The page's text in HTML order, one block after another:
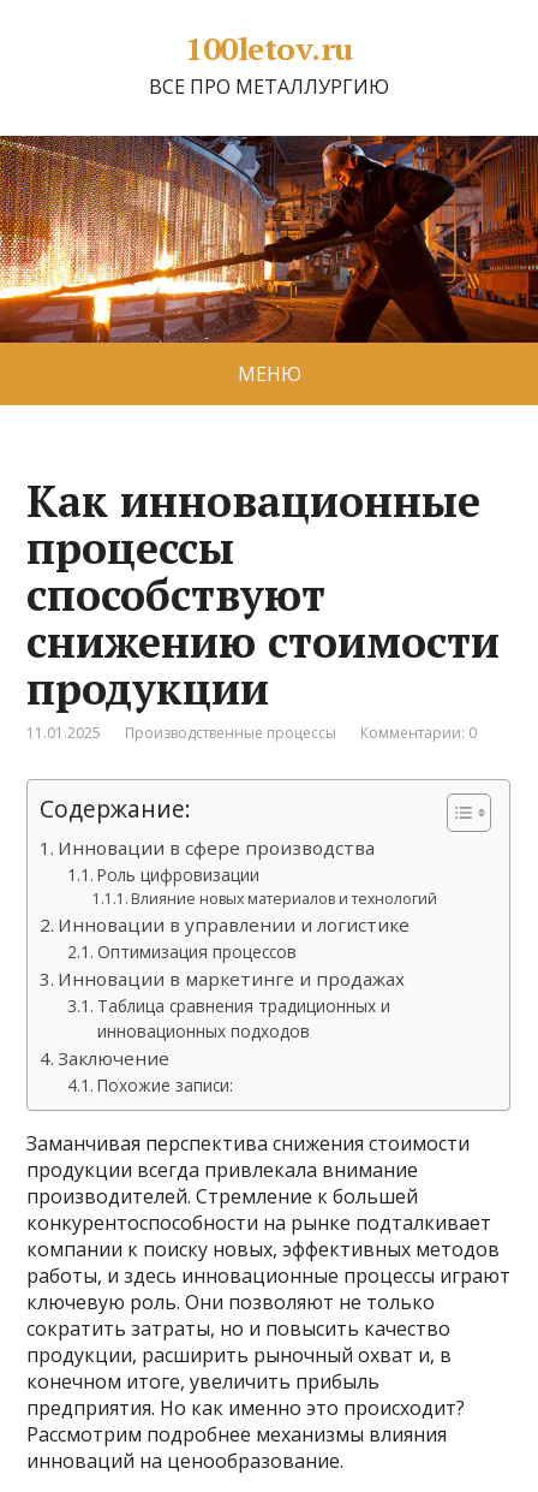
100letov.ru
ВСЕ ПРО МЕТАЛЛУРГИЮ
МЕНЮ
Как инновационные
процессы
способствуют
снижению стоимости
продукции
11.01.2025 Производственные процессы Комментарии: 0
Содержание:
Инновации в сфере производства
Роль цифровизации
Влияние новых материалов и технологий
Инновации в управлении и логистике
Оптимизация процессов
Инновации в маркетинге и продажах
Таблица сравнения традиционных и
инновационных подходов
Заключение
Похожие записи:
Заманчивая перспектива снижения стоимости
продукции всегда привлекала внимание
производителей. Стремление к большей
конкурентоспособности на рынке подталкивает
компании к поиску новых, эффективных методов
работы, и здесь инновационные процессы играют
ключевую роль. Они позволяют не только
сократить затраты, но и повысить качество
продукции, расширить рыночный охват и, в
конечном итоге, увеличить прибыль
предприятия. Но как именно это происходит?
Рассмотрим подробнее механизмы влияния
инноваций на ценообразование.